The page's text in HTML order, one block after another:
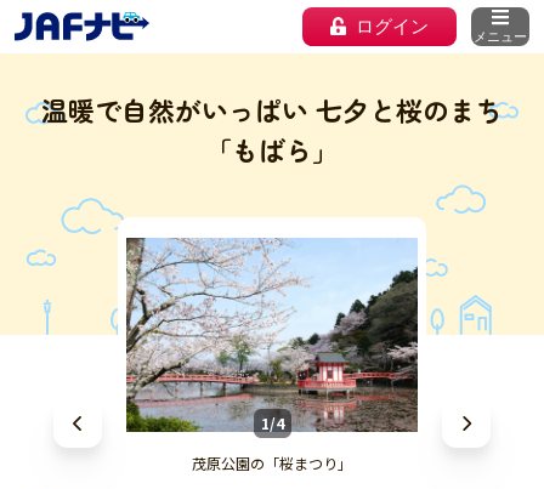
ログイン メニュー
温暖で自然がいっぱい 七夕と桜のまち
「もばら」
1/4
茂原公園の「桜まつり」